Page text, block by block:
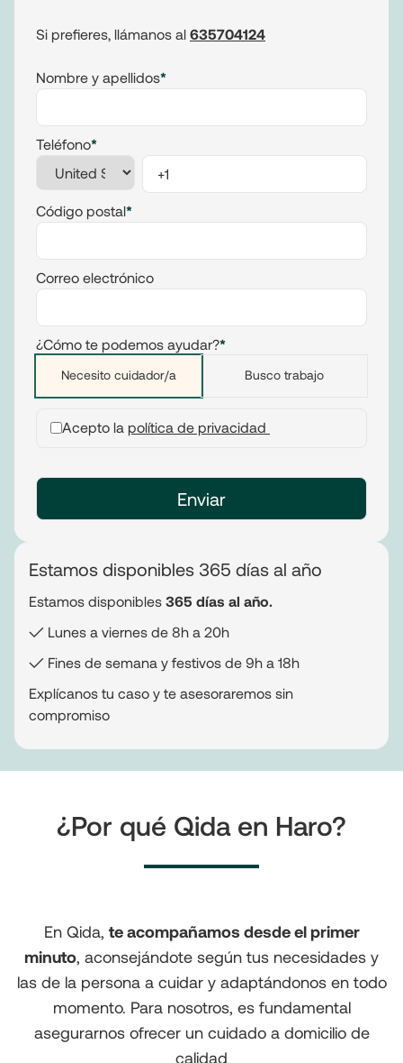
Si prefieres, llámanos al 635704124
Nombre y apellidos*
Teléfono*
Código postal*
Correo electrónico
¿Cómo te podemos ayudar?*
Necesito cuidador/a Busco trabajo
Acepto la política de privacidad
Estamos disponibles 365 días al año
Estamos disponibles 365 días al año.
✓ Lunes a viernes de 8h a 20h
✓ Fines de semana y festivos de 9h a 18h
Explícanos tu caso y te asesoraremos sin
compromiso
¿Por qué Qida en Haro?
En Qida, te acompañamos desde el primer
minuto, aconsejándote según tus necesidades y
las de la persona a cuidar y adaptándonos en todo
momento. Para nosotros, es fundamental
asegurarnos ofrecer un cuidado a domicilio de
calidad